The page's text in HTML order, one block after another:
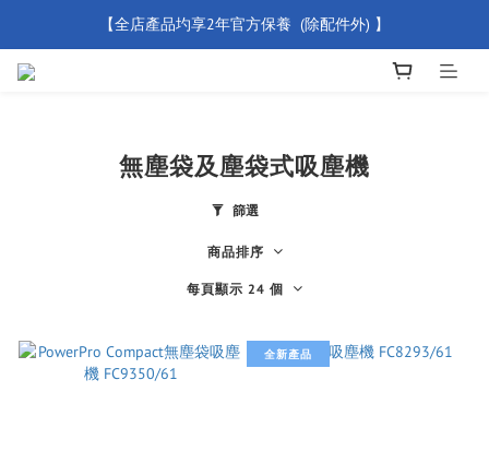
【買滿 $500 免運費】
【全店產品圴享2年官方保養  (除配件外) 】
無塵袋及塵袋式吸塵機
篩選
商品排序
每頁顯示 24 個
全新產品